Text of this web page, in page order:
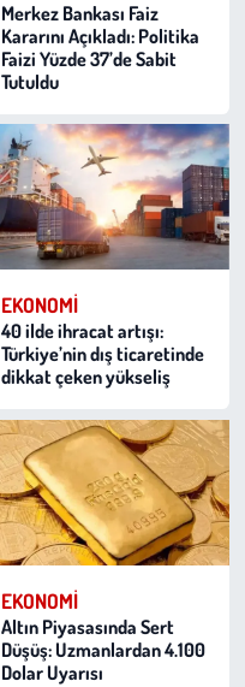
Merkez Bankası Faiz
Kararını Açıkladı: Politika
Faizi Yüzde 37’de Sabit
Tutuldu
EKONOMI
40 ilde ihracat artışı:
Türkiye’nin dış ticaretinde
dikkat çeken yükseliş
EKONOMI
Altın Piyasasında Sert
Düşüş: Uzmanlardan 4.100
Dolar Uyarısı